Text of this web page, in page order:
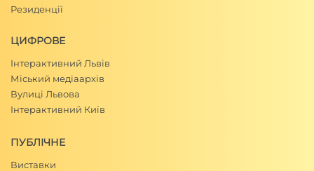
Резиденції
ЦИФРОВЕ
Інтерактивний Львів
Міський медіаархів
Вулиці Львова
Інтерактивний Київ
ПУБЛІЧНЕ
Виставки